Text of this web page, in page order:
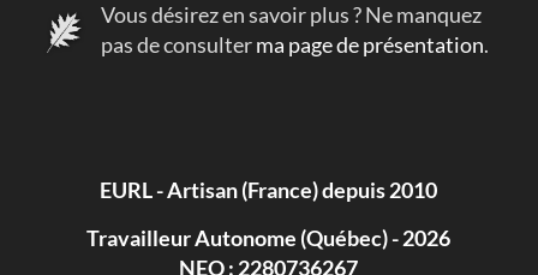
Vous désirez en savoir plus ? Ne manquez
pas de consulterma page de présentation.
EURL - Artisan (France) depuis 2010
Travailleur Autonome (Québec) - 2026
NEQ : 2280736267